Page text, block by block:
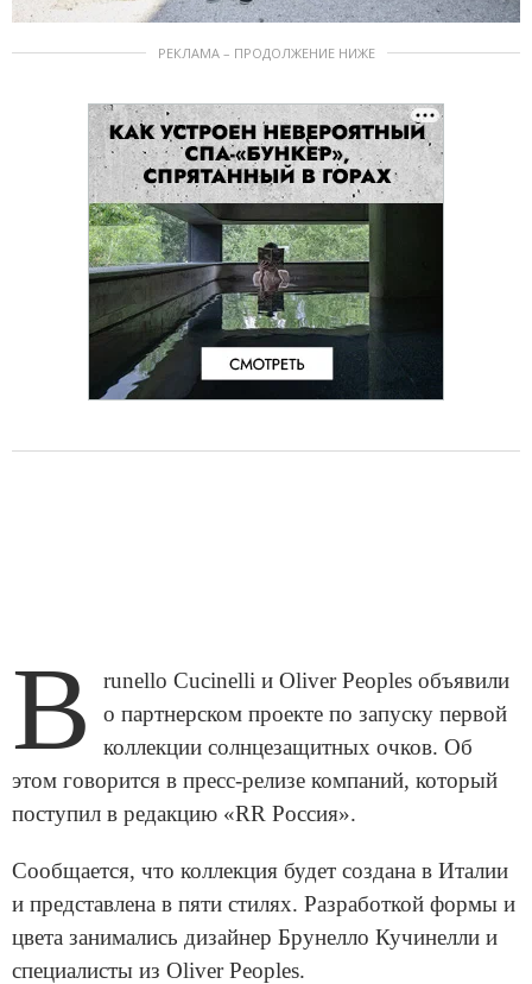
РЕКЛАМА – ПРОДОЛЖЕНИЕ НИЖЕ
B
runello Cucinelli и Oliver Peoples объявили
о партнерском проекте по запуску первой
коллекции солнцезащитных очков. Об
этом говорится в пресс-релизе компаний, который
поступил в редакцию «RR Россия».
Сообщается, что коллекция будет создана в Италии
и представлена в пяти стилях. Разработкой формы и
цвета занимались дизайнер Брунелло Кучинелли и
специалисты из Oliver Peoples.